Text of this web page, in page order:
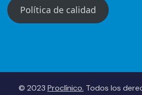
Política de calidad
© 2023 Proclínico. Todos los